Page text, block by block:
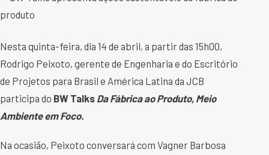
Nesta quinta-feira, dia 14 de abril, a partir das 15h00,
Rodrigo Peixoto, gerente de Engenharia e do Escritório
de Projetos para Brasil e América Latina da JCB
participa do BW Talks Da Fábrica ao Produto, Meio
Ambiente em Foco.
Na ocasião, Peixoto conversará com Vagner Barbosa